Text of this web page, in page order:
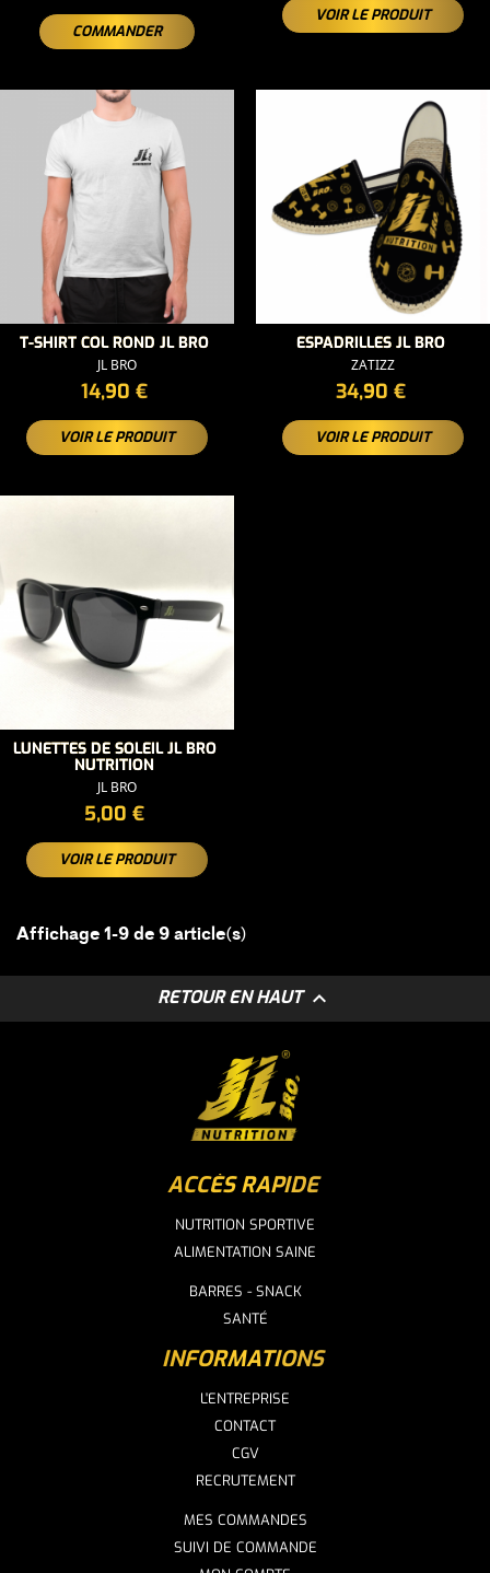
COMMANDER
VOIR LE PRODUIT
T-SHIRT COL ROND JL BRO
JL BRO
PRIX
14,90 €
VOIR LE PRODUIT
ESPADRILLES JL BRO
ZATIZZ
PRIX
34,90 €
VOIR LE PRODUIT
LUNETTES DE SOLEIL JL BRO
NUTRITION
JL BRO
PRIX
5,00 €
VOIR LE PRODUIT
Affichage 1-9 de 9 article(s)
RETOUR EN HAUT 
ACCÈS RAPIDE
NUTRITION SPORTIVE
ALIMENTATION SAINE
BARRES - SNACK
SANTÉ
INFORMATIONS
L'ENTREPRISE
CONTACT
CGV
RECRUTEMENT
MES COMMANDES
SUIVI DE COMMANDE